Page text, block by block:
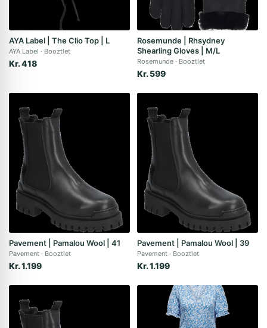
AYA Label | The Clio Top | L
AYA Label Booztlet
Kr. 418
Rosemunde | Rhsydney
Shearling Gloves | M/L
Rosemunde Booztlet
Kr. 599
Pavement | Pamalou Wool | 41
Pavement Booztlet
Kr. 1.199
Pavement | Pamalou Wool | 39
Pavement Booztlet
Kr. 1.199